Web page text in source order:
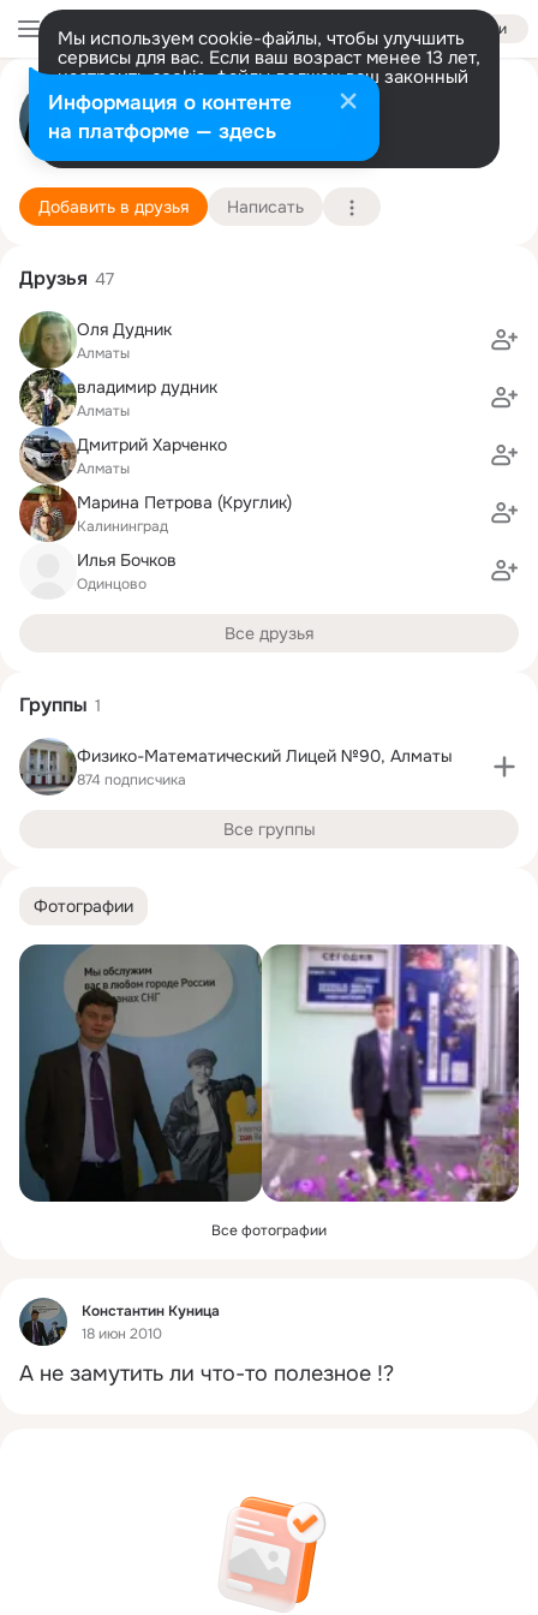
Войти
Мы используем cookie-файлы, чтобы улучшить
сервисы для вас. Если ваш возраст менее 13 лет,
настроить cookie-файлы должен ваш законный
представитель. Больше информации
Разрешить все Настроить
Константин Куница
Одинцово-1
16 сентября (45 лет)
90 физико-математический лицей
Подробнее
Добавить в друзья Написать
Фотографии
Все фотографии
Фид
Константин Куница
18 июн 2010
А не замутить ли что-то полезное !?
Друзья 47
Оля Дудник
Алматы
владимир дудник
Алматы
Дмитрий Харченко
Алматы
Марина Петрова (Круглик)
Калининград
Илья Бочков
Одинцово
Все друзья
Группы 1
Физико-Математический Лицей №90, Алматы
874 подписчика
Все группы
Информация о контенте
на платформе — здесь